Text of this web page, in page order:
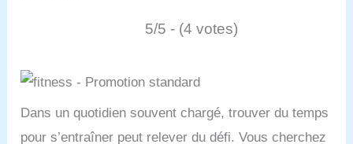
5/5 - (4 votes)
Dans un quotidien souvent chargé, trouver du temps
pour s’entraîner peut relever du défi. Vous cherchez